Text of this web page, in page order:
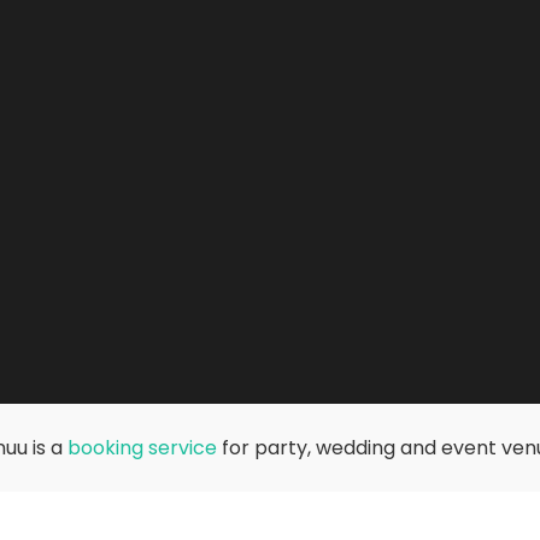
is a booking servicefor party, wedding and event